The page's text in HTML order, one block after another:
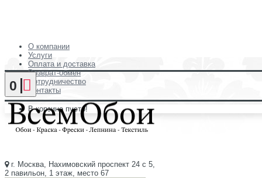
О компании
Услуги
Оплата и доставка
Возврат-обмен
Сотрудничество
Контакты
0
В корзине пусто!
г. Москва, Нахимовский проспект 24 с 5,
2 павильон, 1 этаж, место 67